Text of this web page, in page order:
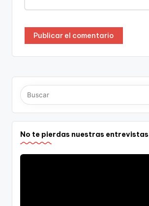
No te pierdas nuestras entrevistas